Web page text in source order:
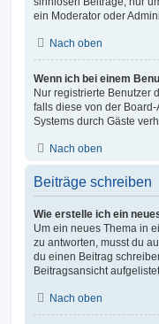
ein Moderator oder
Nach oben
Wenn ich bei einem
Nur registrierte Benutzer
falls diese von der
Systems durch Gäste
Nach oben
Beiträge schreiben
Wie erstelle ich ein
Um ein neues Thema in
zu antworten, musst du
du einen Beitrag
Beitragsansicht
Nach oben